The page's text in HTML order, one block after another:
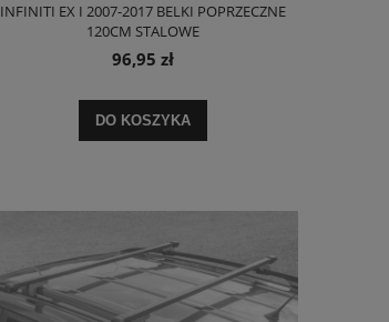
INFINITI EX I 2007-2017 BELKI POPRZECZNE
120CM STALOWE
96,95 zł
DO KOSZYKA